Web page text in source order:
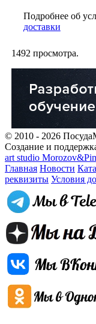
Подробнее об
доставки
1492 просмотра.
© 2010 - 2026
Создание и
art studio
Главная Новости
реквизиты Условия